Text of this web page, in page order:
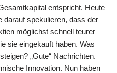
entspricht. Heute
darauf spekulieren, dass der
möglichst schnell teurer
sie eingekauft haben. Was
„Gute“ Nachrichten.
Innovation. Nun haben